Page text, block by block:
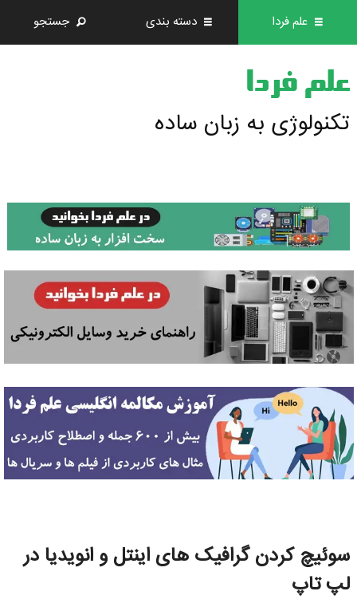
علم فردا دسته بندی جستجو
علم فردا
تکنولوژی به زبان ساده
سوئیچ کردن گرافیک های اینتل و انویدیا در
لپ تاپ